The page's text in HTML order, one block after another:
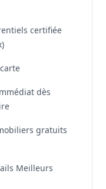
certifiée
dès
gratuits
Meilleurs